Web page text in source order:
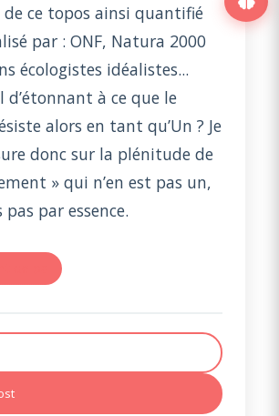
ce topos ainsi quantifié
par : ONF, Natura 2000
écologistes idéalistes...
d’étonnant à ce que le
alors en tant qu’Un ? Je
donc sur la plénitude de
» qui n’en est pas un,
par essence.